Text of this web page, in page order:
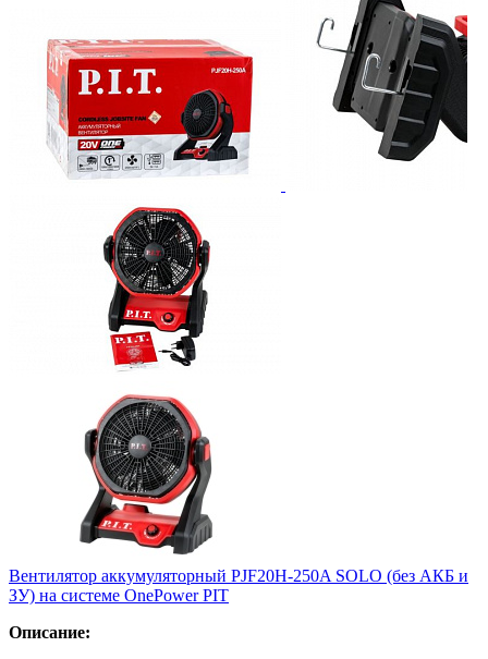
Вентилятор аккумуляторный PJF20H-250A SOLO (без АКБ и
ЗУ) на системе OnePower PIT
Описание: